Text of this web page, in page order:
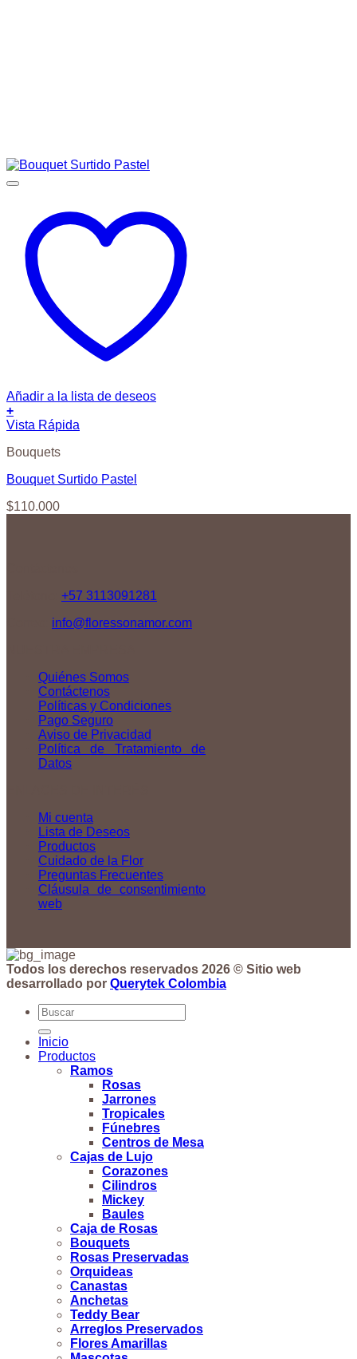
Añadir a la lista de deseos
+
Vista Rápida
Bouquets
Bouquet Surtido Pastel
$110.000
+57 3113091281
info@floressonamor.com
Quiénes Somos
Contáctenos
Políticas y Condiciones
Pago Seguro
Aviso de Privacidad
Política de Tratamiento de
Datos
Mi cuenta
Lista de Deseos
Productos
Cuidado de la Flor
Preguntas Frecuentes
Cláusula de consentimiento
web
Todos los derechos reservados 2026 © Sitio web
desarrollado por Querytek Colombia
Buscar
por:
Inicio
Productos
Ramos
Rosas
Jarrones
Tropicales
Fúnebres
Centros de Mesa
Cajas de Lujo
Corazones
Cilindros
Mickey
Baules
Caja de Rosas
Bouquets
Rosas Preservadas
Orquideas
Canastas
Anchetas
Teddy Bear
Arreglos Preservados
Flores Amarillas